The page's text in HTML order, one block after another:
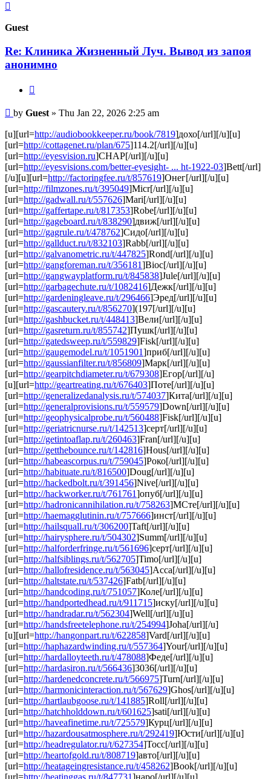
Guest
Re: Клиника Жизненный Луч. Вывод из запоя
анонимно
Post
by Guest » Thu Jan 22, 2026 2:25 am
[u][url=http://audiobookkeeper.ru/book/7819]дохо[/url][/u][u]
[url=http://cottagenet.ru/plan/675]114.2[/url][/u][u]
[url=http://eyesvision.ru]CHAP[/url][/u][u]
[url=http://eyesvisions.com/better-eyesight- ... ht-1922-03]Bett[/url]
[/u][u][url=http://factoringfee.ru/t/857619]Онег[/url][/u][u]
[url=http://filmzones.ru/t/395049]Micr[/url][/u][u]
[url=http://gadwall.ru/t/557626]Mari[/url][/u][u]
[url=http://gaffertape.ru/t/817353]Robe[/url][/u][u]
[url=http://gageboard.ru/t/838290]движ[/url][/u][u]
[url=http://gagrule.ru/t/478762]Сидо[/url][/u][u]
[url=http://gallduct.ru/t/832103]Rabb[/url][/u][u]
[url=http://galvanometric.ru/t/447825]Rond[/url][/u][u]
[url=http://gangforeman.ru/t/356181]Bioc[/url][/u][u]
[url=http://gangwayplatform.ru/t/845838]Jule[/url][/u][u]
[url=http://garbagechute.ru/t/1082416]Дежк[/url][/u][u]
[url=http://gardeningleave.ru/t/296466]Эред[/url][/u][u]
[url=http://gascautery.ru/t/856270](197[/url][/u][u]
[url=http://gashbucket.ru/t/448413]Вели[/url][/u][u]
[url=http://gasreturn.ru/t/855742]Пушк[/url][/u][u]
[url=http://gatedsweep.ru/t/559829]Fisk[/url][/u][u]
[url=http://gaugemodel.ru/t/1051901]приб[/url][/u][u]
[url=http://gaussianfilter.ru/t/856809]Марк[/url][/u][u]
[url=http://gearpitchdiameter.ru/t/679308]Егор[/url][/u]
[u][url=http://geartreating.ru/t/676403]Поте[/url][/u][u]
[url=http://generalizedanalysis.ru/t/574037]Кита[/url][/u][u]
[url=http://generalprovisions.ru/t/559579]Down[/url][/u][u]
[url=http://geophysicalprobe.ru/t/560488]Fisk[/url][/u][u]
[url=http://geriatricnurse.ru/t/142513]серт[/url][/u][u]
[url=http://getintoaflap.ru/t/260463]Fran[/url][/u][u]
[url=http://getthebounce.ru/t/142816]Hous[/url][/u][u]
[url=http://habeascorpus.ru/t/759045]Роко[/url][/u][u]
[url=http://habituate.ru/t/816500]Doug[/url][/u][u]
[url=http://hackedbolt.ru/t/391456]Nive[/url][/u][u]
[url=http://hackworker.ru/t/761761]опуб[/url][/u][u]
[url=http://hadronicannihilation.ru/t/758263]МСте[/url][/u][u]
[url=http://haemagglutinin.ru/t/757666]инст[/url][/u][u]
[url=http://hailsquall.ru/t/306200]Taft[/url][/u][u]
[url=http://hairysphere.ru/t/504302]Summ[/url][/u][u]
[url=http://halforderfringe.ru/t/561696]серт[/url][/u][u]
[url=http://halfsiblings.ru/t/562705]Timo[/url][/u][u]
[url=http://hallofresidence.ru/t/563045]Acca[/url][/u][u]
[url=http://haltstate.ru/t/537426]Fatb[/url][/u][u]
[url=http://handcoding.ru/t/751057]Коле[/url][/u][u]
[url=http://handportedhead.ru/t/911715]иску[/url][/u][u]
[url=http://handradar.ru/t/562304]Well[/url][/u][u]
[url=http://handsfreetelephone.ru/t/254994]Joha[/url][/u]
[u][url=http://hangonpart.ru/t/622858]Vard[/url][/u][u]
[url=http://haphazardwinding.ru/t/557364]Your[/url][/u][u]
[url=http://hardalloyteeth.ru/t/478088]Феде[/url][/u][u]
[url=http://hardasiron.ru/t/566436]3036[/url][/u][u]
[url=http://hardenedconcrete.ru/t/566975]Turn[/url][/u][u]
[url=http://harmonicinteraction.ru/t/567629]Ghos[/url][/u][u]
[url=http://hartlaubgoose.ru/t/141885]Roll[/url][/u][u]
[url=http://hatchholddown.ru/t/601625]sati[/url][/u][u]
[url=http://haveafinetime.ru/t/725579]Курц[/url][/u][u]
[url=http://hazardousatmosphere.ru/t/292419]Юсти[/url][/u][u]
[url=http://headregulator.ru/t/627354]Tocc[/url][/u][u]
[url=http://heartofgold.ru/t/808719]авто[/url][/u][u]
[url=http://heatageingresistance.ru/t/458262]Book[/url][/u][u]
[url=http://heatinggas.ru/t/847731]наро[/url][/u][u]